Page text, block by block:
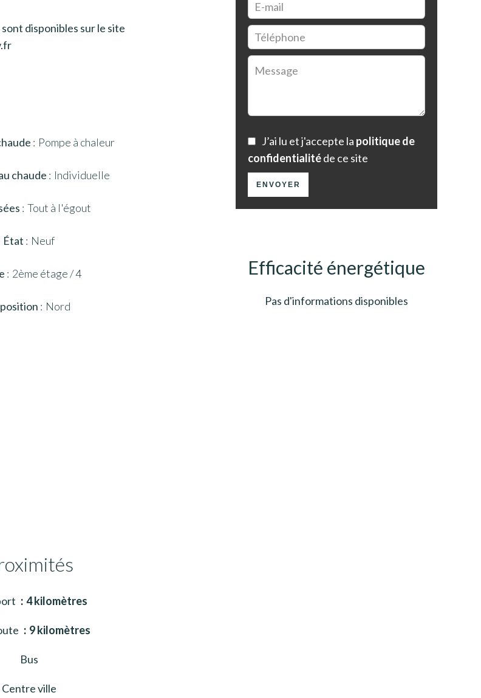
disponibles sur le site
Pompe à chaleur
chaude Individuelle
Tout à l'égout
État Neuf
2ème étage / 4
Nord
4 kilomètres
9 kilomètres
Bus
Centre ville
J’ai lu et j'accepte la politique de
confidentialitéde ce site
ENVOYER
Efficacité énergétique
Pas d'informations disponibles